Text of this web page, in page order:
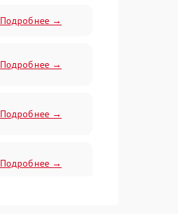
Подробнее →
Подробнее →
Подробнее →
Подробнее →